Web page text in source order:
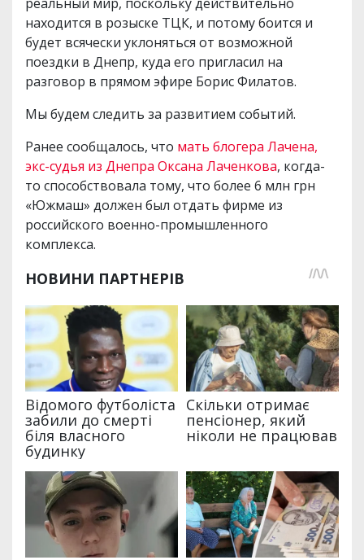
находится в розыске ТЦК, и потому боится и
будет всячески уклоняться от возможной
поездки в Днепр, куда его пригласил на
разговор в прямом эфире Борис Филатов.
Мы будем следить за развитием событий.
Ранее сообщалось, что мать блогера Лачена,
экс-судья из Днепра Оксана Лаченкова, когда-
то способствовала тому, что более 6 млн грн
«Южмаш» должен был отдать фирме из
российского военно-промышленного
комплекса.